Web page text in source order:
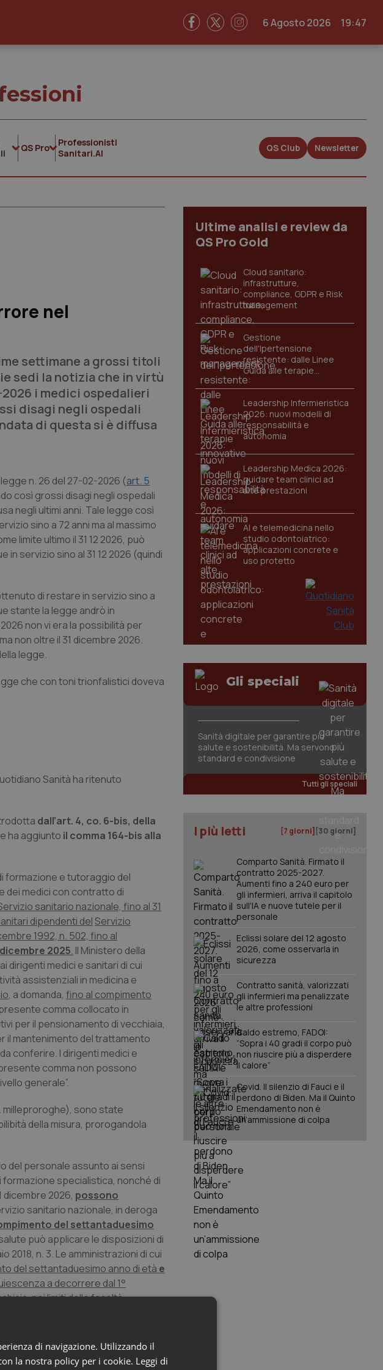
6 Agosto 2026 19:47
QS Pro
Professionisti
Sanitari.AI
QS Club Newsletter
nel
settimane a grossi titoli
sedi la notizia che in virtù
i medici ospedalieri
disagi negli ospedali
di questa si è diffusa
n. 26 del 27-02-2026 (art. 5
così grossi disagi negli ospedali
negli ultimi anni. Tale legge così
sino a 72 anni ma al massimo
limite ultimo il 31 12 2026, può
servizio sino al 31 12 2026 (quindi
di restare in servizio sino a
stante la legge andrò in
non vi era la possibilità per
non oltre il 31 dicembre 2026.
legge.
che con toni trionfalistici doveva
Sanità ha ritenuto
dall’art. 4, co. 6-bis, della
ha aggiunto il comma 164-bis alla
formazione e tutoraggio del
dei medici con contratto di
sanitario nazionale, fino al 31
dipendenti delServizio
1992, n. 502, fino al
2025. Il Ministero della
dirigenti medici e sanitari di cui
assistenziali in medicina e
, a domanda, fino al compimento
comma collocato in
per il pensionamento di vecchiaia,
il mantenimento del trattamento
conferire. I dirigenti medici e
comma non possono
generale”.
milleproroghe), sono state
della misura, prorogandola
del personale assunto ai sensi
formazione specialistica, nonché di
2026, possono
sanitario nazionale, in deroga
del settantaduesimo
può applicare le disposizioni di
2018, n. 3. Le amministrazioni di cui
del settantaduesimo anno di età e
a decorrere dal 1°
nei limiti delle facoltà
previdenziale già in
medici e sanitari di cui al presente
dipartimentale o di livello
Ultime analisi e review da
QS Pro Gold
Cloud sanitario:
infrastrutture,
compliance, GDPR e Risk
management
Gestione
dell'Ipertensione
resistente: dalle Linee
Guida alle terapie
innovative
Leadership Infermieristica
2026: nuovi modelli di
responsabilità e
autonomia
Leadership Medica 2026:
guidare team clinici ad
alte prestazioni
AI e telemedicina nello
studio odontoiatrico:
applicazioni concrete e
uso protetto
Gli speciali
Sanità digitale per garantire più
salute e sostenibilità. Ma servono
standard e condivisione
Tutti gli speciali
I più letti [7 giorni] [30 giorni]
Comparto Sanità. Firmato il
contratto 2025-2027.
Aumenti fino a 240 euro per
gli infermieri, arriva il capitolo
sull'IA e nuove tutele per il
personale
Eclissi solare del 12 agosto
2026, come osservarla in
sicurezza
Contratto sanità, valorizzati
gli infermieri ma penalizzate
le altre professioni
Caldo estremo, FADOI:
“Sopra i 40 gradi il corpo può
non riuscire più a disperdere
il calore”
Covid. Il silenzio di Fauci e il
perdono di Biden. Ma il Quinto
Emendamento non è
un’ammissione di colpa
di navigazione. Utilizzando il
la nostra policy per i cookie. Leggi di